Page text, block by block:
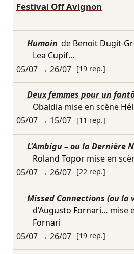
Festival Off Avignon
Humain de Benoit Dugit-
Lea Cupif…
05/07→ 26/07 [19 rep.]
Deux femmes pour un
Obaldia mise en scène
05/07→ 15/07 [11 rep.]
L'Ambigu – ou la Dernière
Roland Topormise en
05/07→ 26/07 [22 rep.]
Missed Connections (ou la
d’Augusto Fornari… mise
Fornari
05/07→ 26/07 [19 rep.]